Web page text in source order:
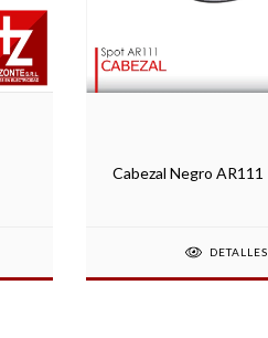
Cabezal Negro AR111
DETALLES